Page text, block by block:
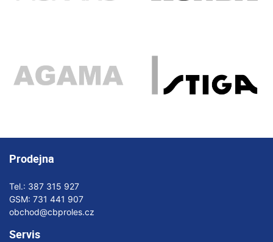
Prodejna
Tel.: 387 315 927
GSM: 731 441 907
obchod@cbproles.cz
Servis